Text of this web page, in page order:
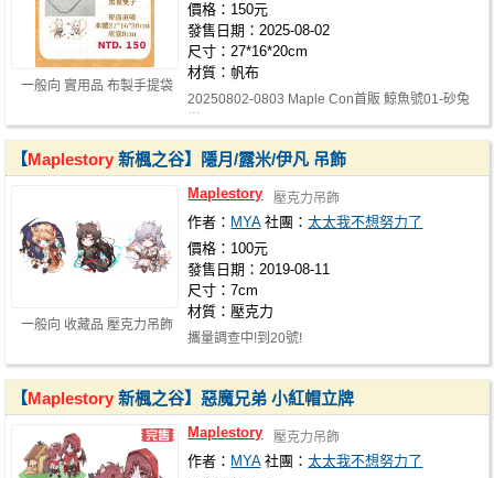
一般向 實用品 布製手提袋
價格：150元
發售日期：2025-08-02
尺寸：27*16*20cm
材質：帆布
20250802-0803 Maple Con首販 鯨魚號01-砂兔
一般向 收藏品 壓克力吊飾
【Maplestory 新楓之谷】隱月/露米/伊凡 吊飾
Maplestory 壓克力吊飾
作者： MYA 社團：太太我不想努力了
價格：100元
發售日期：2019-08-11
尺寸：7cm
材質：壓克力
攜量調查中!到20號!
【Maplestory 新楓之谷】惡魔兄弟 小紅帽立牌
Maplestory 壓克力吊飾
作者： MYA 社團：太太我不想努力了